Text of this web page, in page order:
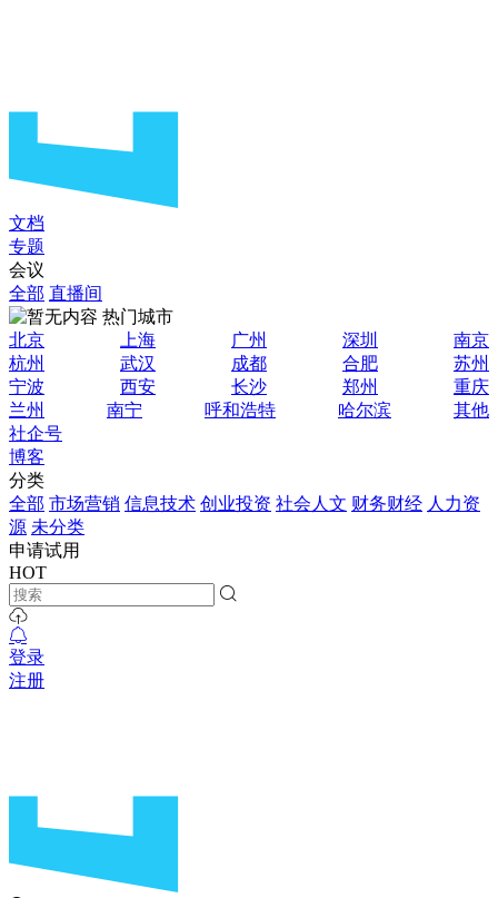
文档
专题
会议
全部 直播间
热门城市
北京
上海 广州 深圳
南京
杭州
武汉 成都 合肥
苏州
宁波
西安 长沙 郑州
重庆
兰州
南宁 呼和浩特 哈尔滨
其他
社企号
博客
分类
全部 市场营销 信息技术 创业投资 社会人文 财务财经 人力资
源 未分类
申请试用
HOT
登录
注册